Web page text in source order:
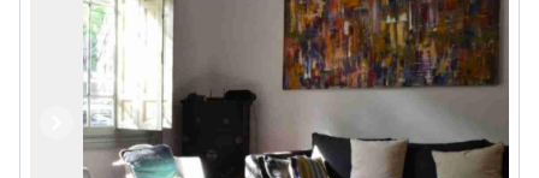
Anterior
Siguiente